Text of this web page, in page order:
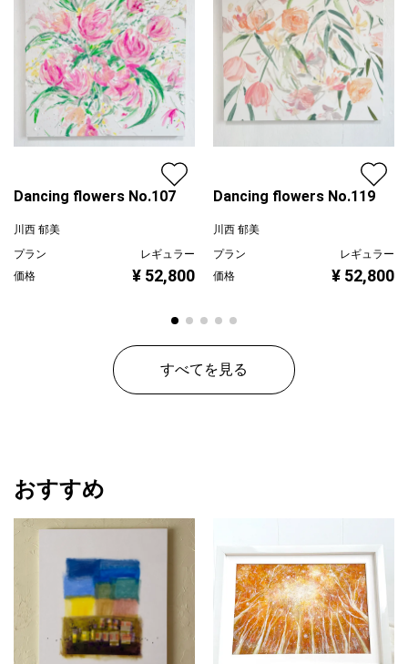
配送目安
二週間以内
り見てみてください。
作品はインスタグラムでも紹介しています。動画で自然光の中で
撮影した様子や、接写して撮影もしていますので、より詳しく状
態を確認したい方はそちらもぜひご覧ください。
インスタグラムアカウント:@ikumi_kawanishi
Dancing flowers No.107
川西 郁美
プラン
レギュラー
価格
¥ 52,800
Dancing flowers No.119
川西 郁美
プラン
レギュラー
価格
¥ 52,800
すべてを見る
おすすめ